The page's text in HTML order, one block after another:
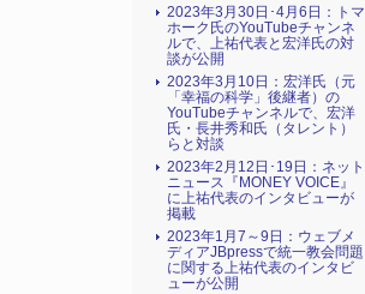
2023年3月30日･4月6日：トマ
ホーク氏のYouTubeチャンネ
ルで、上祐代表と宏洋氏の対
談が公開
2023年3月10日：宏洋氏（元
「幸福の科学」後継者）の
YouTubeチャンネルで、宏洋
氏・長井秀和氏（タレント）
らと対談
2023年2月12日･19日：ネット
ニュース『MONEY VOICE』
に上祐代表のインタビューが
掲載
2023年1月7～9日：ウェブメ
ディアJBpressで統一教会問題
に関する上祐代表のインタビ
ューが公開